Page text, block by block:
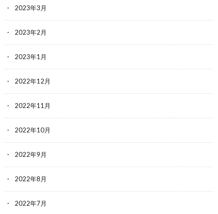
2023年3月
2023年2月
2023年1月
2022年12月
2022年11月
2022年10月
2022年9月
2022年8月
2022年7月